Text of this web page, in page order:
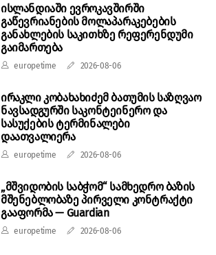
ისლანდიაში ევროკავშირში
გაწევრიანების მოლაპარაკებების
განახლების საკითხზე რეფერენდუმი
გაიმართება
europetime 2026-08-06
ირაკლი კობახახიძემ ბათუმის საზღვაო
ნავსადგურში საკონტეინერო და
სასუქების ტერმინალები
დაათვალიერა
europetime 2026-08-06
„მშვიდობის საბჭომ“ სამხედრო ბაზის
მშენებლობაზე პირველი კონტრაქტი
გააფორმა — Guardian
europetime 2026-08-06